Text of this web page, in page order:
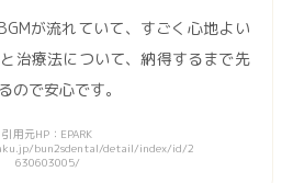
が流れていて、すごく心地よい
治療法について、納得するまで先
ので安心です。
引用元HP：EPARK
bun2sdental/detail/index/id/2
630603005/